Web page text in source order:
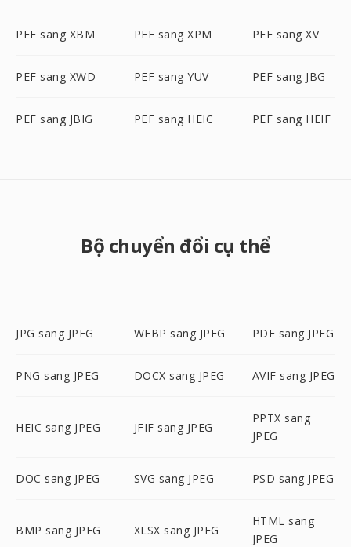
PEF sang XBM PEF sang XPM PEF sang XV
PEF sang XWD PEF sang YUV PEF sang JBG
PEF sang JBIG PEF sang HEIC PEF sang HEIF
Bộ chuyển đổi cụ thể
JPG sang JPEG WEBP sang JPEG PDF sang JPEG
PNG sang JPEG DOCX sang JPEG AVIF sang JPEG
HEIC sang JPEG JFIF sang JPEG
PPTX sang
JPEG
DOC sang JPEG SVG sang JPEG PSD sang JPEG
BMP sang JPEG XLSX sang JPEG
HTML sang
JPEG